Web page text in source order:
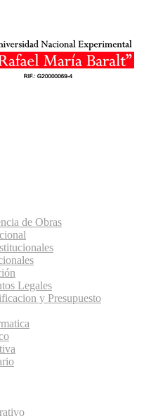
de Obras
Legales
y Presupuesto